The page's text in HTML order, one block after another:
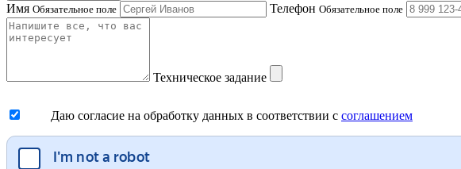
Имя Обязательное поле Телефон Обязательное поле
Техническое задание
Даю согласие на обработку данных в соответствии с соглашением